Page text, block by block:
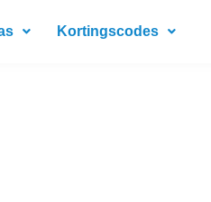
Kortingscodes